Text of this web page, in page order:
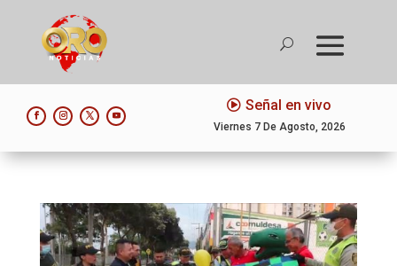
Señal en vivo
Viernes 7 De Agosto, 2026